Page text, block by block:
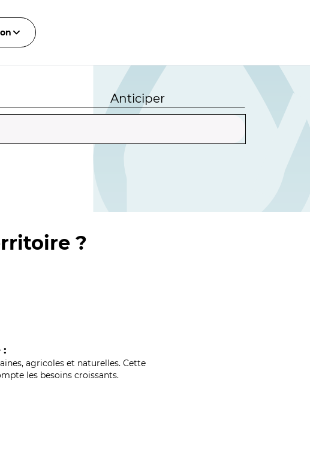
Anticiper
?
:
agricoles et naturelles. Cette
les besoins croissants.